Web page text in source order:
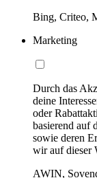
Bing, Criteo,
Marketing
Durch das
deine
oder
basierend auf
sowie deren
wir auf dieser
AWIN,